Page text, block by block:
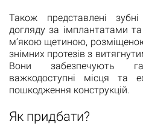
Також представлені
догляду за імплантатами
м’якою щетиною,
знімних протезів з
Вони забезпечують
важкодоступні місця та
пошкодження конструкцій.
Як придбати?